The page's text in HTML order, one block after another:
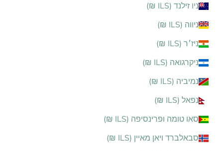
ניו זילנד (ILS ₪)
ניווה (ILS ₪)
ניז׳ר (ILS ₪)
ניקרגואה (ILS ₪)
נמיביה (ILS ₪)
נפאל (ILS ₪)
סאו טומה ופרינסיפה (ILS ₪)
סבאלברד ויאן מאיין (ILS ₪)